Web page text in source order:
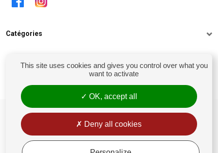
Catégories
Mon compte
siret : 81238106900028
Conditions générales de vente
Rétractation
Mentions légales
This site uses cookies and gives you control over what you
want to activate
OK, accept all
Deny all cookies